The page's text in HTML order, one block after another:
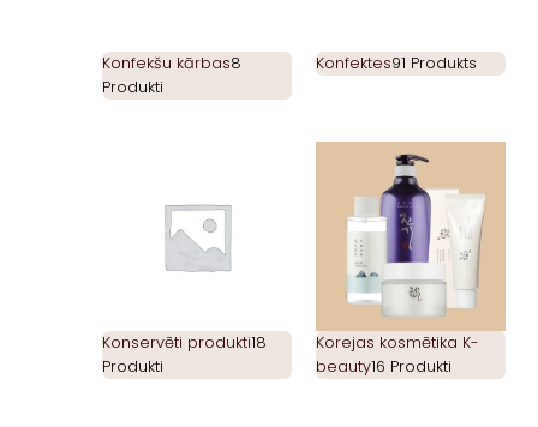
Konfekšu kārbas8
Produkti
Konfektes91 Produkts
Konservēti produkti18
Produkti
Korejas kosmētika K-
beauty16 Produkti